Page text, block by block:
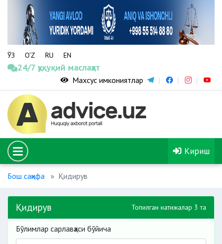
ЎЗ O‘Z RU EN
24/7 ҳуқуқий маслаҳат
Махсус имкониятлар
Кириш
Бош саҳифа Қидирув
Қидирув Топилган натижалар 3 та
Бўлимлар сарлавҳаси бўйича